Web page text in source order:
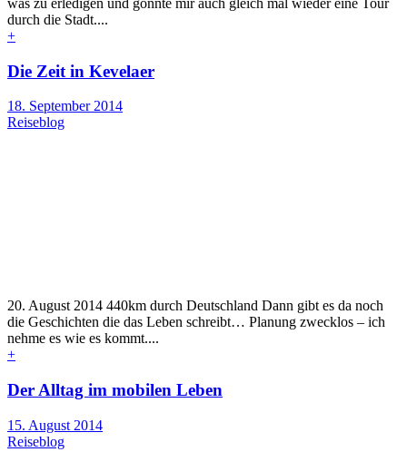
durch die Stadt....
+
Die Zeit in Kevelaer
18. September 2014
Reiseblog
20. August 2014 440km durch Deutschland Dann gibt es da noch
die Geschichten die das Leben schreibt… Planung zwecklos – ich
nehme es wie es kommt....
+
Der Alltag im mobilen Leben
15. August 2014
Reiseblog